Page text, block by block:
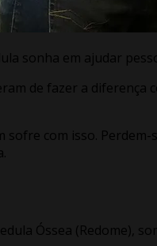
sonha em ajudar
de fazer a
sofre com isso.
Óssea (Redome),